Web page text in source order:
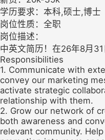
学历要求：本科,硕士,博士
岗位性质：全职
岗位描述：
中英文简历！在26年8月31
Responsibilities
1. Communicate with
convey our marketing
activate strategic
relationship with them.
2. Grow our network of
both awareness and
relevant community.